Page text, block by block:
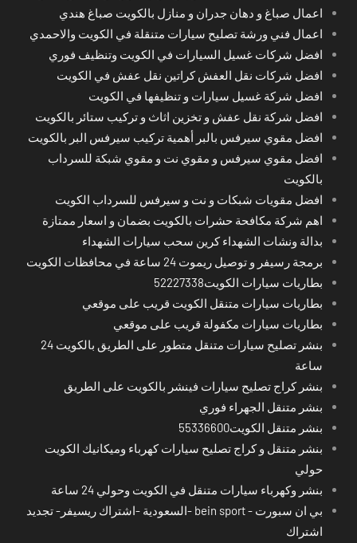
اعمال صباغ و دهان جدران و منازل بالكويت صباغ هندي
اعمال فني ورشة تصليح سيارات متنقلة في الكويت والاحمدي
افضل شركات غسيل السيارات في الكويت وتنظيف فوري
افضل شركات نقل العفش كراتين نقل عفش في الكويت
افضل شركة غسيل سيارات و تنظيفها في الكويت
افضل شركة نقل عفش و تخزين اثاث و تركيب ستائر بالكويت
افضل مقوي سيرفس بالبر أهمية تركيب سيرفس البر بالكويت
افضل مقوي سيرفس و مقوي نت و مقوي شبكة للسرداب
بالكويت
افضل مقويات شبكات و نت و سيرفس للسرداب الكويت
اهم شركة مكافحة حشرات بالكويت بضمان و اسعار ممتازة
بدالة ونشات الشهداء كرين سحب سيارات الشهداء
برمجة رسيفر و توصيل ريموت 24 ساعة في محافظات الكويت
بطاريات سيارات الكويت52227338
بطاريات سيارات متنقل الكويت قريب على موقعي
بطاريات سيارات مكفولة قريب على موقعي
بنشر تصليح سيارات متنقل متطور على الطريق بالكويت 24
ساعة
بنشر كراج تصليح سيارات فينشر بالكويت على الطريق
بنشر متنقل الجهراء فوري
بنشر متنقل الكويت55336600
بنشر متنقل و كراج تصليح سيارات كهرباء وميكانيك الكويت
حولي
بنشر وكهرباء سيارات متنقل في الكويت وحولي 24 ساعة
بي ان سبورت - bein sport -السعودية -اشتراك ريسيفر- تجديد
اشتراك